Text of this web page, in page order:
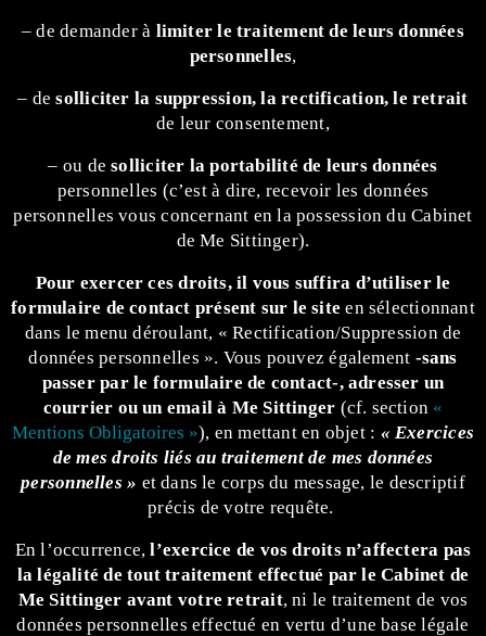
– de demander à limiter le traitement de leurs données
personnelles,
– desolliciter la suppression, la rectification, le retrait
de leur consentement,
– ou desolliciter la portabilité de leurs données
personnelles (c’est à dire, recevoir les données
personnelles vous concernant en la possession du Cabinet
de Me Sittinger).
Pour exercer ces droits, il vous suffira d’utiliser le
formulaire de contact présent sur le site en sélectionnant
dans le menu déroulant, « Rectification/Suppression de
données personnelles ». Vous pouvez également -sans
passer par le formulaire de contact-, adresser un
courrier ou un email à Me Sittinger (cf. section «
Mentions Obligatoires »), en mettant en objet : « Exercices
de mes droits liés au traitement de mes données
personnelles » et dans le corps du message, le descriptif
précis de votre requête.
En l’occurrence,l’exercice de vos droits n’affectera pas
la légalité de tout traitement effectué par le Cabinet de
Me Sittinger avant votre retrait, ni le traitement de vos
données personnelles effectué en vertu d’une base légale